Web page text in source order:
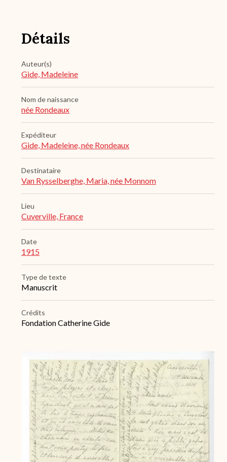
Détails
Auteur(s)
Gide, Madeleine
Nom de naissance
née Rondeaux
Expéditeur
Gide, Madeleine, née Rondeaux
Destinataire
Van Rysselberghe, Maria, née Monnom
Lieu
Cuverville, France
Date
1915
Type de texte
Manuscrit
Crédits
Fondation Catherine Gide